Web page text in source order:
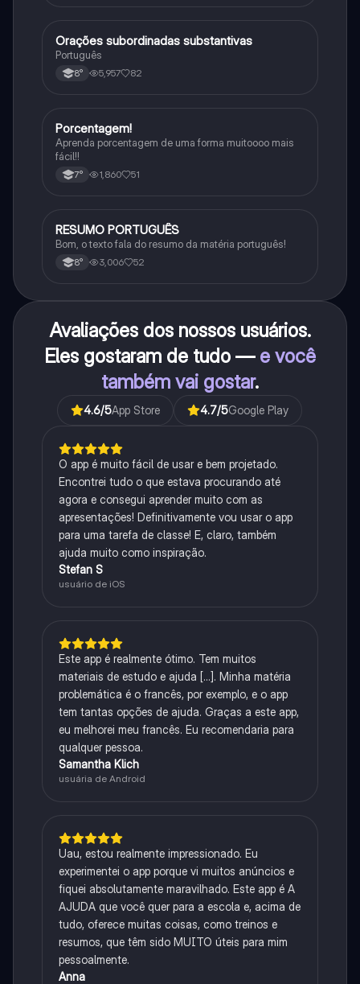
Português
Orações subordinadas substantivas
Português
8° 5,957 82
Matematica
Porcentagem!
Aprenda porcentagem de uma forma muitoooo mais
fácil!!
7° 1,860 51
Português
RESUMO PORTUGUÊS
Bom, o texto fala do resumo da matéria português!
8° 3,006 52
Avaliações dos nossos usuários.
Eles gostaram de tudo — e você
também vai gostar.
4.6/5App Store 4.7/5Google Play
O app é muito fácil de usar e bem projetado.
Encontrei tudo o que estava procurando até
agora e consegui aprender muito com as
apresentações! Definitivamente vou usar o app
para uma tarefa de classe! E, claro, também
ajuda muito como inspiração.
Stefan S
usuário de iOS
Este app é realmente ótimo. Tem muitos
materiais de estudo e ajuda [...]. Minha matéria
problemática é o francês, por exemplo, e o app
tem tantas opções de ajuda. Graças a este app,
eu melhorei meu francês. Eu recomendaria para
qualquer pessoa.
Samantha Klich
usuária de Android
Uau, estou realmente impressionado. Eu
experimentei o app porque vi muitos anúncios e
fiquei absolutamente maravilhado. Este app é A
AJUDA que você quer para a escola e, acima de
tudo, oferece muitas coisas, como treinos e
resumos, que têm sido MUITO úteis para mim
pessoalmente.
Anna